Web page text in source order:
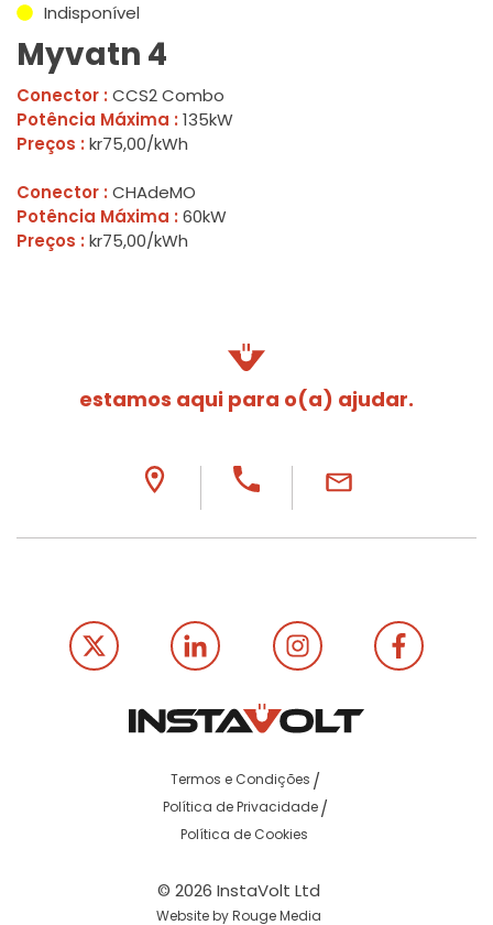
Indisponível
Myvatn 4
Conector : CCS2 Combo
Potência Máxima : 135kW
Preços : kr75,00/kWh
Conector : CHAdeMO
Potência Máxima : 60kW
Preços : kr75,00/kWh
estamos aqui para o(a) ajudar.
© 2026 InstaVolt Ltd
Website by Rouge Media
Termos e Condições
Política de Privacidade
Política de Cookies